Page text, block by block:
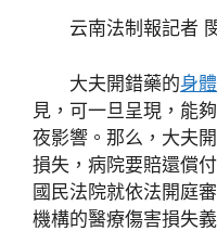
云南法制報記者
大夫開錯藥的身
見，可一旦呈現，能
夜影響。那么，大夫
損失，病院要賠還償
國民法院就依法開庭
機構的醫療傷害損失